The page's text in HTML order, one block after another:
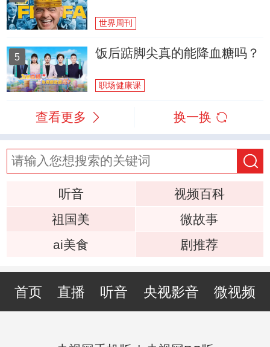
世界周刊
5 饭后踮脚尖真的能降血糖吗？
职场健康课
查看更多 换一换
听音
视频百科
祖国美
微故事
ai美食
剧推荐
首页 直播 听音 央视影音 微视频